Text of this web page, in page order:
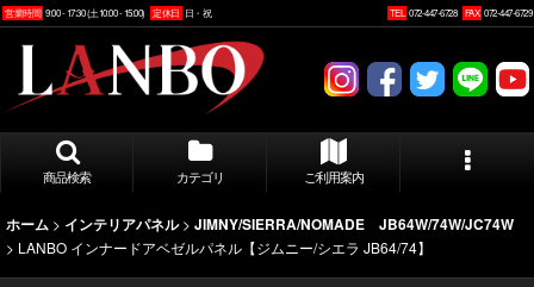
営業時間 9:00 - 17:30 (土10:00 - 15:00) 定休日 日・祝 TEL 072-447-6728 FAX 072-447-6729
商品検索 カテゴリ ご利用案内
ホーム > インテリアパネル > JIMNY/SIERRA/NOMADE JB64W/74W/JC74W
> LANBO インナードアベゼルパネル【ジムニー/シエラ JB64/74】